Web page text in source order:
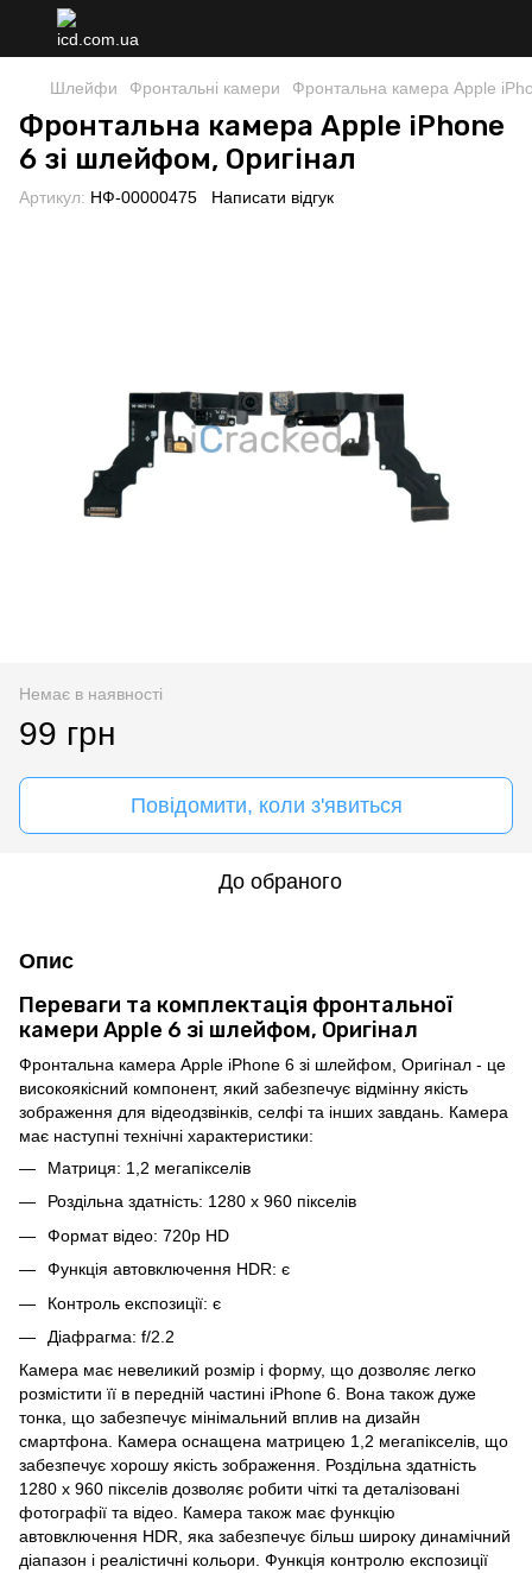
Шлейфи Фронтальні камери Фронтальна камера Apple
Фронтальна камера Apple iPhone
6 зі шлейфом, Оригінал
Артикул: НФ-00000475 Написати відгук
Немає в наявності
99 грн
Повідомити, коли з'явиться
До обраного
Опис
Переваги та комплектація фронтальної
камери Apple 6 зі шлейфом, Оригінал
Фронтальна камера Apple iPhone 6 зі шлейфом, Оригінал - це
високоякісний компонент, який забезпечує відмінну якість
зображення для відеодзвінків, селфі та інших завдань. Камера
має наступні технічні характеристики:
Матриця: 1,2 мегапікселів
Роздільна здатність: 1280 x 960 пікселів
Формат відео: 720p HD
Функція автовключення HDR: є
Контроль експозиції: є
Діафрагма: f/2.2
Камера має невеликий розмір і форму, що дозволяє легко
розмістити її в передній частині iPhone 6. Вона також дуже
тонка, що забезпечує мінімальний вплив на дизайн
смартфона. Камера оснащена матрицею 1,2 мегапікселів, що
забезпечує хорошу якість зображення. Роздільна здатність
1280 x 960 пікселів дозволяє робити чіткі та деталізовані
фотографії та відео. Камера також має функцію
автовключення HDR, яка забезпечує більш широку динамічний
діапазон і реалістичні кольори. Функція контролю експозиції